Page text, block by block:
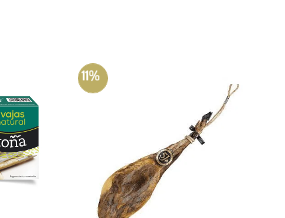
11%